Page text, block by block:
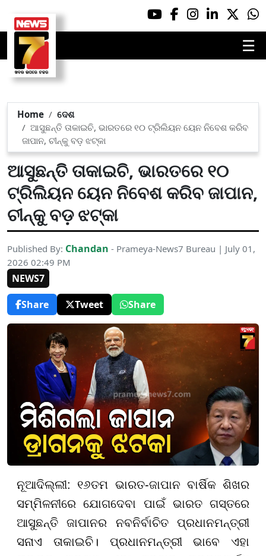
☰
Home
ଦେଶ
ଆସୁଛନ୍ତି ତାକାଇଚି, ଭାରତରେ ୧୦ ଟ୍ରିଲିୟନ ୟେନ ନିବେଶ କରିବ
ଜାପାନ, ଚୀନ୍‌କୁ ବଡ଼ ଝଟ୍‌କା
ଆସୁଛନ୍ତି ତାକାଇଚି, ଭାରତରେ ୧୦
ଟ୍ରିଲିୟନ ୟେନ ନିବେଶ କରିବ ଜାପାନ,
ଚୀନ୍‌କୁ ବଡ଼ ଝଟ୍‌କା
Published By: Chandan - Prameya-News7 Bureau | July 01,
2026 02:49 PM
NEWS7
Share
Tweet Share
ନୂଆଦିଲ୍ଲୀ: ୧୬ତମ ଭାରତ-ଜାପାନ ବାର୍ଷିକ ଶିଖର
ସମ୍ମିଳନୀରେ ଯୋଗଦେବା ପାଇଁ ଭାରତ ଗସ୍ତରେ
ଆସୁଛନ୍ତି ଜାପାନର ନବନିର୍ବାଚିତ ପ୍ରଧାନମନ୍ତ୍ରୀ
ସନାଏ ତାକାଇଚି। ପ୍ରଧାନମନ୍ତ୍ରୀ ଭାବେ ଏହା